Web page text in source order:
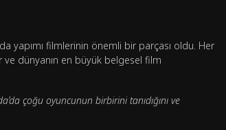
yapımı filmlerinin önemli bir parçası oldu. Her
ve dünyanın en büyük belgesel film
çoğu oyuncunun birbirini tanıdığını ve